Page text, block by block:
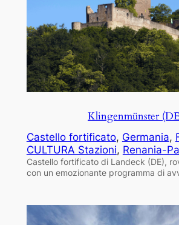
Klingenmünster
Castello fortificato, Germania,
CULTURA Stazioni, Renania-
Castello fortificato di Landeck (DE),
con un emozionante programma di